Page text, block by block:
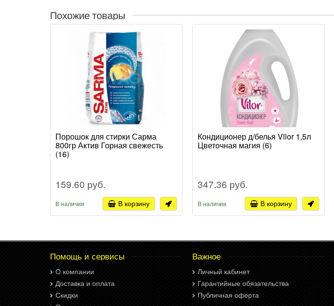
Похожие товары
Порошок для стирки Сарма
800гр Актив Горная свежесть
(16)
159.60 руб.
В наличии В корзину
Кондиционер д/белья Vilor 1,5л
Цветочная магия (6)
347.36 руб.
В наличии В корзину
Помощь и сервисы
О компании
Доставка и оплата
Скидки
Важное
Личный кабинет
Гарантийные обязательства
Публичная оферта